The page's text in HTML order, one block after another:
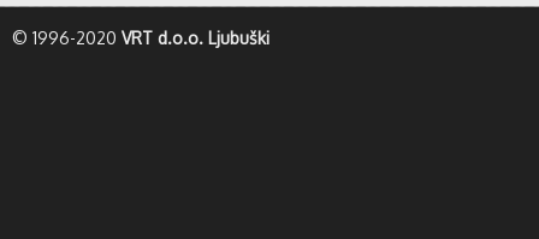
© 1996-2020 VRT d.o.o. Ljubuški